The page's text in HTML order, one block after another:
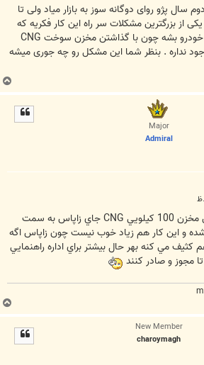
سال پژو روای دوگانه سوز به بازار میاد ولی تا
از بزرگترین مشکلات سر راه این کار فکریه که
بایستی برای لاستیک زاپاس خودرو بشه چون با گذاشتن مخزن سوخت CNG
نداره . بنظر شما این مشکل رو چه جوری میشه
Major
Admiral
نه دوست من حتي با داشتن مخزن 100 كيلويي CNG جاي زاپاس به سمت
و اين كار هم زياد خوب نيست چون زاپاس اگه
مي كنه بهر حال بيشتر براي اداره راهنمايي
مجوز و صادر كنند
New Member
charoymagh